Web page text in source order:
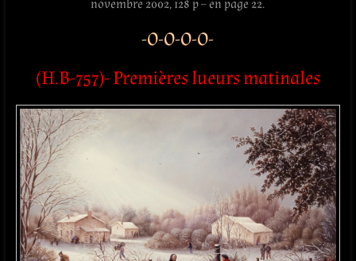
novembre 2002, 128 p – en page 22.
-O-O-O-O-
(H.B-757)- Premières lueurs matinales